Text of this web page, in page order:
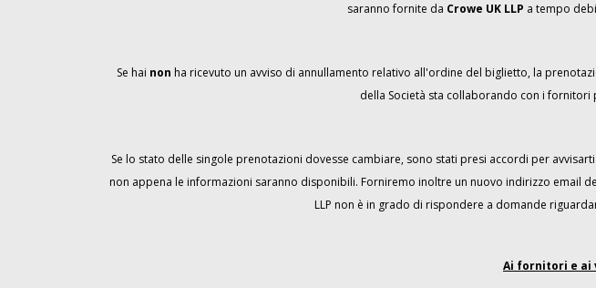
saranno fornite da Crowe UK LLP a tempo
Se hai non ha ricevuto un avviso di annullamento relativo all'ordine del biglietto, la
della Società sta collaborando con i fornitori
Se lo stato delle singole prenotazioni dovesse cambiare, sono stati presi accordi per
non appena le informazioni saranno disponibili. Forniremo inoltre un nuovo indirizzo email
LLP non è in grado di rispondere a domande
Ai fornitori e ai